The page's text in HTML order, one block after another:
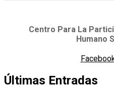
Centro Para La
Humano
Últimas Entradas